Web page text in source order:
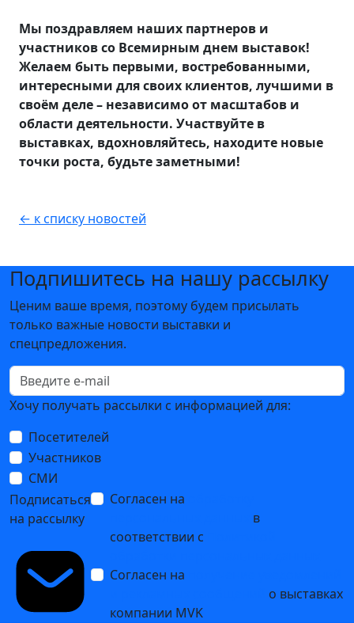
Мы поздравляем наших партнеров и
участников со Всемирным днем выставок!
Желаем быть первыми, востребованными,
интересными для своих клиентов, лучшими в
своём деле – независимо от масштабов и
области деятельности. Участвуйте в
выставках, вдохновляйтесь, находите новые
точки роста, будьте заметными!
← к списку новостей
Подпишитесь на нашу рассылку
Ценим ваше время, поэтому будем присылать
только важные новости выставки и
спецпредложения.
Хочу получать рассылки с информацией для:
Посетителей
Участников
СМИ
Подписаться
на рассылку
Согласен на
в
соответствии с
Согласен на
о выставках
компании MVK